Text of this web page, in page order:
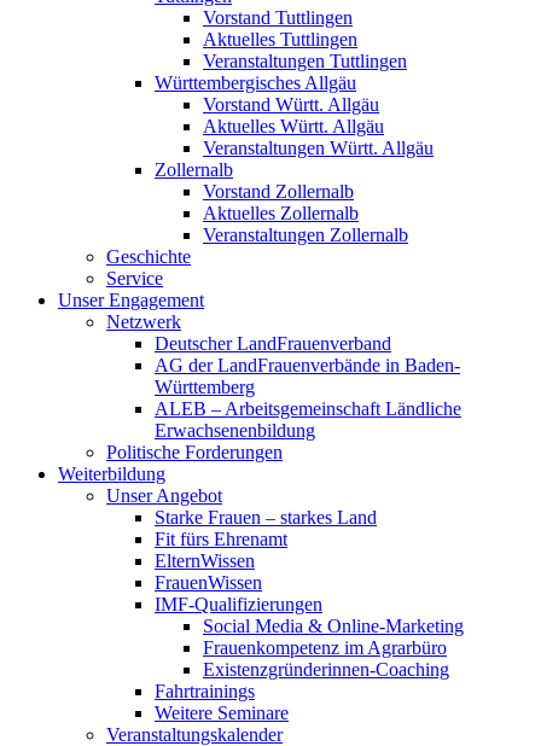
Vorstand Tuttlingen
Aktuelles Tuttlingen
Veranstaltungen Tuttlingen
Württembergisches Allgäu
Vorstand Württ. Allgäu
Aktuelles Württ. Allgäu
Veranstaltungen Württ. Allgäu
Zollernalb
Vorstand Zollernalb
Aktuelles Zollernalb
Veranstaltungen Zollernalb
Geschichte
Service
Unser Engagement
Netzwerk
Deutscher LandFrauenverband
AG der LandFrauenverbände in Baden-
Württemberg
ALEB – Arbeitsgemeinschaft Ländliche
Erwachsenenbildung
Politische Forderungen
Weiterbildung
Unser Angebot
Starke Frauen – starkes Land
Fit fürs Ehrenamt
ElternWissen
FrauenWissen
IMF-Qualifizierungen
Social Media & Online-Marketing
Frauenkompetenz im Agrarbüro
Existenzgründerinnen-Coaching
Fahrtrainings
Weitere Seminare
Veranstaltungskalender